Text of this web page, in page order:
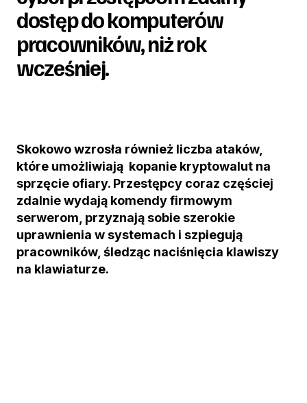
dostęp do komputerów
pracowników, niż rok
wcześniej.
Skokowo wzrosła również liczba ataków,
które umożliwiają kopanie kryptowalut na
sprzęcie ofiary. Przestępcy coraz częściej
zdalnie wydają komendy firmowym
serwerom, przyznają sobie szerokie
uprawnienia w systemach i szpiegują
pracowników, śledząc naciśnięcia klawiszy
na klawiaturze.